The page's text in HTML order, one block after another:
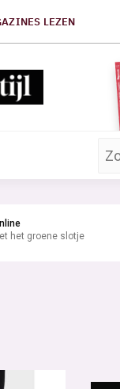
LEZEN
het groene slotje